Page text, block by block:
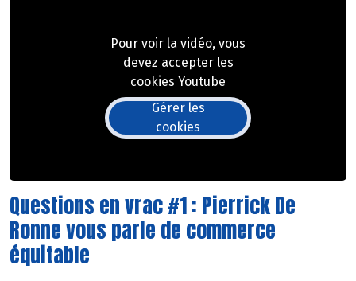
Pour voir la vidéo, vous
devez accepter les
cookies Youtube
Gérer les
cookies
Questions en vrac #1 : Pierrick De
Ronne vous parle de commerce
équitable